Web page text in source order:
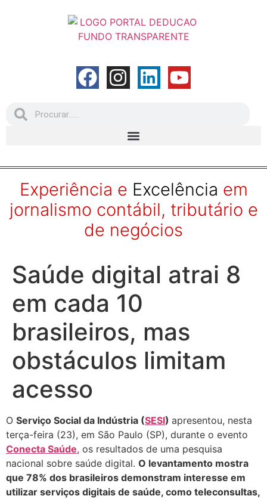
Experiência e Excelência em
jornalismo contábil, tributário e
de negócios
Saúde digital atrai 8
em cada 10
brasileiros, mas
obstáculos limitam
acesso
O Serviço Social da Indústria (SESI) apresentou, nesta
terça-feira (23), em São Paulo (SP), durante o evento
Conecta Saúde, os resultados de uma pesquisa
nacional sobre saúde digital. O levantamento mostra
que 78% dos brasileiros demonstram interesse em
utilizar serviços digitais de saúde, como teleconsultas,